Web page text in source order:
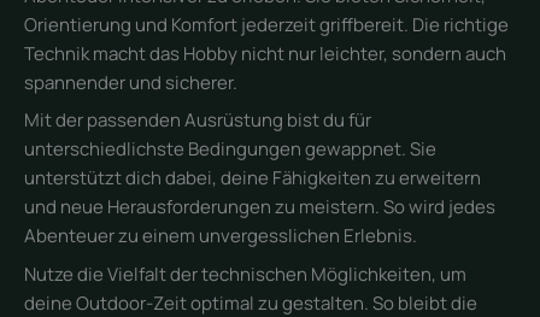
Orientierung und Komfort jederzeit griffbereit. Die richtige
Technik macht das Hobby nicht nur leichter, sondern auch
spannender und sicherer.
Mit der passenden Ausrüstung bist du für
unterschiedlichste Bedingungen gewappnet. Sie
unterstützt dich dabei, deine Fähigkeiten zu erweitern
und neue Herausforderungen zu meistern. So wird jedes
Abenteuer zu einem unvergesslichen Erlebnis.
Nutze die Vielfalt der technischen Möglichkeiten, um
deine Outdoor-Zeit optimal zu gestalten. So bleibt die